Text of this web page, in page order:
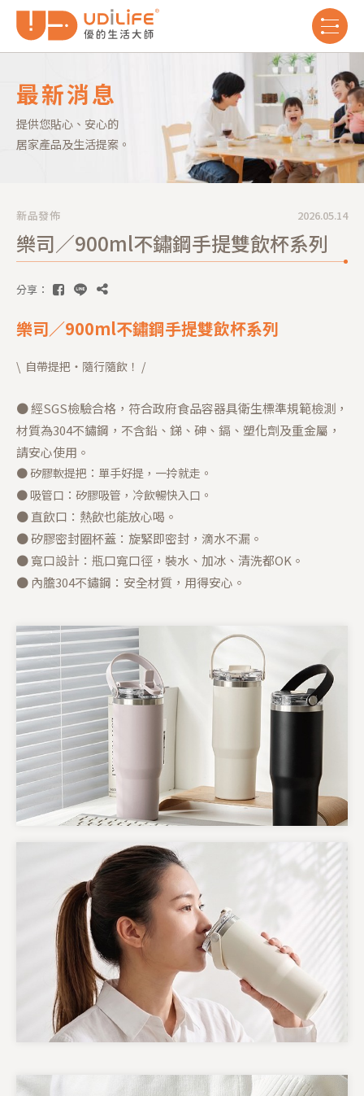
最新消息
提供您貼心、安心的
居家產品及生活提案。
新品發佈 2026.05.14
樂司／900ml不鏽鋼手提雙飲杯系列
分享：
樂司／900ml不鏽鋼手提雙飲杯系列
\ 自帶提把・隨行隨飲！ /
● 經SGS檢驗合格，符合政府食品容器具衛生標準規範檢測，
材質為304不鏽鋼，不含鉛、銻、砷、鎘、塑化劑及重金屬，
請安心使用。
● 矽膠軟提把：單手好提，一拎就走。
● 吸管口：矽膠吸管，冷飲暢快入口。
● 直飲口：熱飲也能放心喝。
● 矽膠密封圈杯蓋：旋緊即密封，滴水不漏。
● 寬口設計：瓶口寬口徑，裝水、加冰、清洗都OK。
● 內膽304不鏽鋼：安全材質，用得安心。